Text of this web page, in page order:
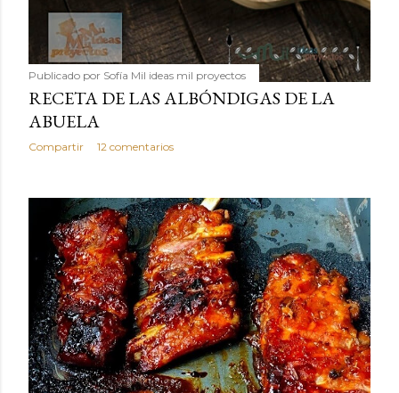
Publicado por Sofía Mil ideas mil proyectos
RECETA DE LAS ALBÓNDIGAS DE LA
ABUELA
Compartir 12 comentarios